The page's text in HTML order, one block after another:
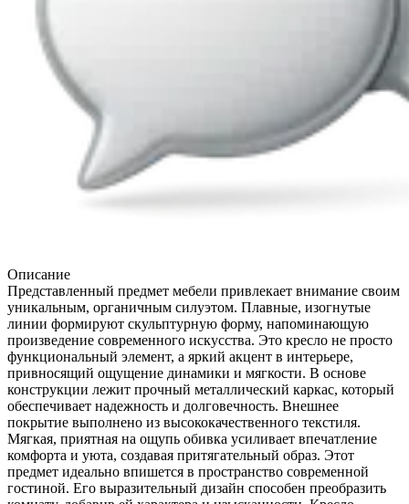
Описание
Представленный предмет мебели привлекает внимание своим
уникальным, органичным силуэтом. Плавные, изогнутые
линии формируют скульптурную форму, напоминающую
произведение современного искусства. Это кресло не просто
функциональный элемент, а яркий акцент в интерьере,
привносящий ощущение динамики и мягкости. В основе
конструкции лежит прочный металлический каркас, который
обеспечивает надежность и долговечность. Внешнее
покрытие выполнено из высококачественного текстиля.
Мягкая, приятная на ощупь обивка усиливает впечатление
комфорта и уюта, создавая притягательный образ. Этот
предмет идеально впишется в пространство современной
гостиной. Его выразительный дизайн способен преобразить